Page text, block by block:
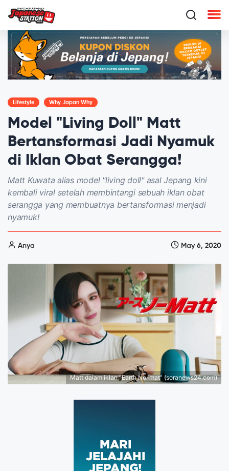
Lifestyle Why Japan Why
Model "Living Doll" Matt
Bertansformasi Jadi Nyamuk
di Iklan Obat Serangga!
Matt Kuwata alias model "living doll" asal Jepang kini
kembali viral setelah membintangi sebuah iklan obat
serangga yang membuatnya bertansformasi menjadi
nyamuk!
Anya May 6, 2020
Matt dalam iklan "Earth No-mat" (soranews24.com)